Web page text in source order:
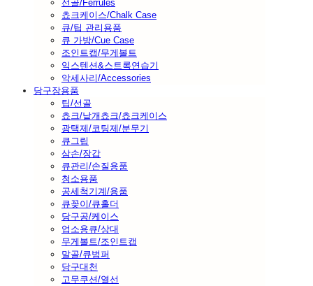
선골/Ferrules
쵸크케이스/Chalk Case
큐/팁 관리용품
큐 가방/Cue Case
조인트캡/무게볼트
익스텐션&스트록연습기
악세사리/Accessories
당구장용품
팁/선골
쵸크/낱개쵸크/쵸크케이스
광택제/코팅제/분무기
큐그립
삼손/장갑
큐관리/손질용품
청소용품
공세척기계/용품
큐꽂이/큐홀더
당구공/케이스
업소용큐/상대
무게볼트/조인트캡
말골/큐범퍼
당구대천
고무쿠션/열선